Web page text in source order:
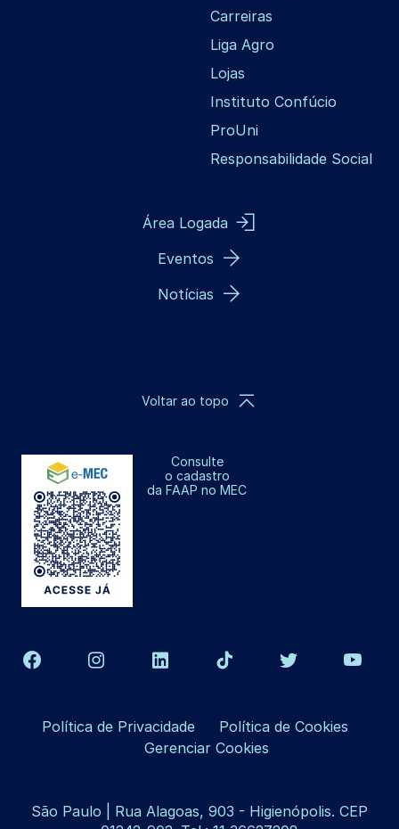
Carreiras
Liga Agro
Lojas
Instituto Confúcio
ProUni
Responsabilidade Social
Área Logada
Eventos
Notícias
Consulte
o cadastro
da FAAP no MEC
Voltar ao topo
Política de Privacidade
Política de Cookies
Gerenciar Cookies
São Paulo | Rua Alagoas, 903 - Higienópolis. CEP